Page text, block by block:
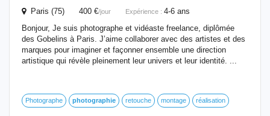
Paris (75) 400 €/jour Expérience : 4-6 ans
Bonjour, Je suis photographe et vidéaste freelance, diplômée
des Gobelins à Paris. J’aime collaborer avec des artistes et des
marques pour imaginer et façonner ensemble une direction
artistique qui révèle pleinement leur univers et leur identité. ...
Photographe photographie retouche montage réalisation